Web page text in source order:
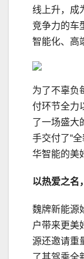
线上升，成
竞争力的车
智能化、高
为了不辜负
付环节全力
了一场盛大
手交付了“
华智能的美
以热爱之名
魏牌新能源
户带来更美
源还邀请重